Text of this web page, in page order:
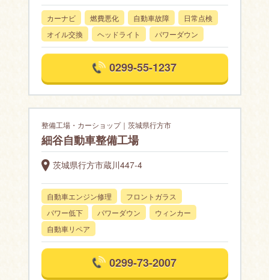
カーナビ 燃費悪化 自動車故障
日常点検
オイル交換
ヘッドライト パワーダウン
0299-55-1237
整備工場・カーショップ｜茨城県行方市
細谷自動車整備工場
茨城県行方市蔵川447-4
自動車エンジン修理
フロントガラス
パワー低下
パワーダウン
ウィンカー
自動車リペア
0299-73-2007